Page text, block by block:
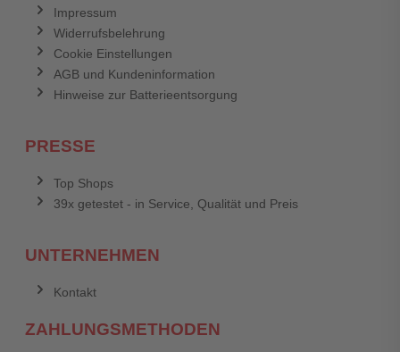
Impressum
Widerrufsbelehrung
Cookie Einstellungen
AGB und Kundeninformation
Hinweise zur Batterieentsorgung
PRESSE
Top Shops
39x getestet - in Service, Qualität und Preis
UNTERNEHMEN
Kontakt
ZAHLUNGSMETHODEN